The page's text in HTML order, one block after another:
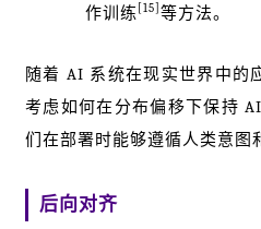
作训练 [15] 等方法。
随着 AI 系统在现实世界中的
考虑如何在分布偏移下保持
们在部署时能够遵循人类意图
后向对齐